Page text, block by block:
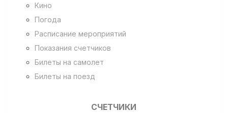
Кино
Погода
Расписание мероприятий
Показания счетчиков
Билеты на самолет
Билеты на поезд
СЧЕТЧИКИ